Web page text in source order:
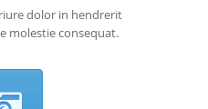
dolor in hendrerit
molestie consequat.